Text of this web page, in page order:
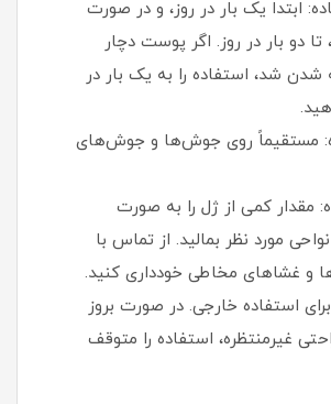
ابتدا یک بار در روز، و در صورت
دو بار در روز. اگر پوست دچار
شد، استفاده را به یک بار در
مستقیماً روی جوش‌ها و جوش‌های
مقدار کمی از ژل را به صورت
مورد نظر بمالید. از تماس با
و غشاهای مخاطی خودداری کنید.
استفاده خارجی. در صورت بروز
غیرمنتظره، استفاده را متوقف